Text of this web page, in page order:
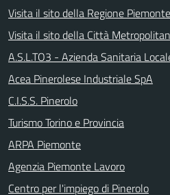
Visita il sito della Regione Piemonte
Visita il sito della Città
A.S.L.TO3 - Azienda Sanitaria
Acea Pinerolese Industriale SpA
C.I.S.S. Pinerolo
Turismo Torino e Provincia
ARPA Piemonte
Agenzia Piemonte Lavoro
Centro per l'impiego di Pinerolo